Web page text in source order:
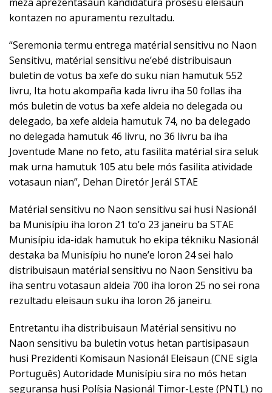
kontazen no apuramentu rezultadu.
“Seremonia termu entrega matérial sensitivu no Naon
Sensitivu, matérial sensitivu ne’ebé distribuisaun
buletin de votus ba xefe do suku nian hamutuk 552
livru, Ita hotu akompaña kada livru iha 50 follas iha
mós buletin de votus ba xefe aldeia no delegada ou
delegado, ba xefe aldeia hamutuk 74, no ba delegado
no delegada hamutuk 46 livru, no 36 livru ba iha
Joventude Mane no feto, atu fasilita matérial sira seluk
mak urna hamutuk 105 atu bele mós fasilita atividade
votasaun nian”, Dehan Diretór Jerál STAE
Matérial sensitivu no Naon sensitivu sai husi Nasionál
ba Munisípiu iha loron 21 to’o 23 janeiru ba STAE
Munisípiu ida-idak hamutuk ho ekipa tékniku Nasionál
destaka ba Munisípiu ho nune’e loron 24 sei halo
distribuisaun matérial sensitivu no Naon Sensitivu ba
iha sentru votasaun aldeia 700 iha loron 25 no sei rona
rezultadu eleisaun suku iha loron 26 janeiru.
Entretantu iha distribuisaun Matérial sensitivu no
Naon sensitivu ba buletin votus hetan partisipasaun
husi Prezidenti Komisaun Nasionál Eleisaun (CNE sigla
Português) Autoridade Munisípiu sira no mós hetan
seguransa husi Polísia Nasionál Timor-Leste (PNTL) no